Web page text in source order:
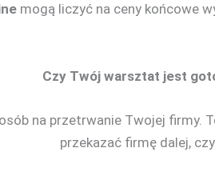
mogą liczyć na ceny końcowe
Czy Twój warsztat jest
na przetrwanie Twojej
przekazać firmę dalej,